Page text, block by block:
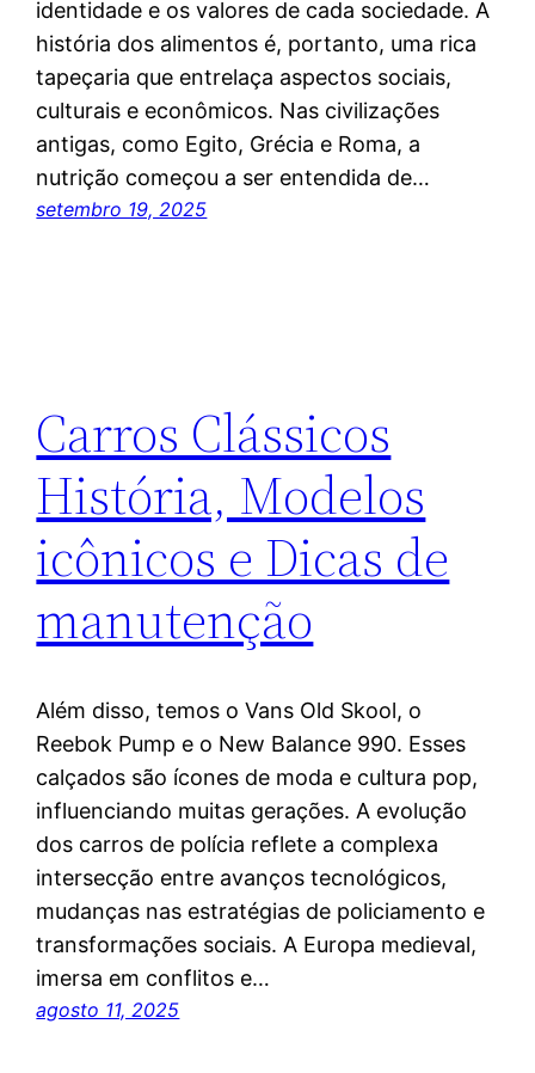
identidade e os valores de cada sociedade. A
história dos alimentos é, portanto, uma rica
tapeçaria que entrelaça aspectos sociais,
culturais e econômicos. Nas civilizações
antigas, como Egito, Grécia e Roma, a
nutrição começou a ser entendida de…
setembro 19, 2025
Carros Clássicos
História, Modelos
icônicos e Dicas de
manutenção
Além disso, temos o Vans Old Skool, o
Reebok Pump e o New Balance 990. Esses
calçados são ícones de moda e cultura pop,
influenciando muitas gerações. A evolução
dos carros de polícia reflete a complexa
intersecção entre avanços tecnológicos,
mudanças nas estratégias de policiamento e
transformações sociais. A Europa medieval,
imersa em conflitos e…
agosto 11, 2025